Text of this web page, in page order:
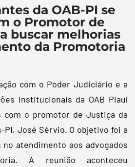
da OAB-PI se
o Promotor de
buscar melhorias
da Promotoria
com o Poder Judiciário e a
Institucionais da OAB Piauí
com o promotor de Justiça da
PI, José Sérvio. O objetivo foi a
no atendimento aos advogados
A reunião aconteceu